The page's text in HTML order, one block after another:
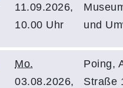
11.09.2026,
10.00 Uhr
und
Mo.
03.08.2026,
Poing,
Straße